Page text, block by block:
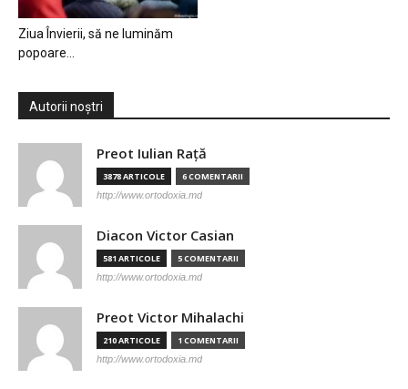
Ziua Învierii, să ne luminăm
popoare…
Autorii noștri
Preot Iulian Raţă
3878 ARTICOLE 6 COMENTARII
http://www.ortodoxia.md
Diacon Victor Casian
581 ARTICOLE 5 COMENTARII
http://www.ortodoxia.md
Preot Victor Mihalachi
210 ARTICOLE 1 COMENTARII
http://www.ortodoxia.md